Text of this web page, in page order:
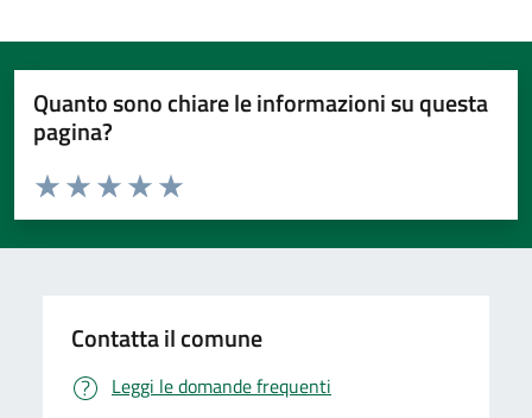
Quanto sono chiare le informazioni su questa
pagina?
Valuta da 1 a 5 stelle la pagina
Valuta 5 stelle su 5
Valuta 4 stelle su 5
Valuta 3 stelle su 5
Valuta 2 stelle su 5
Valuta 1 stelle su 5
Contatta il comune
Leggi le domande frequenti